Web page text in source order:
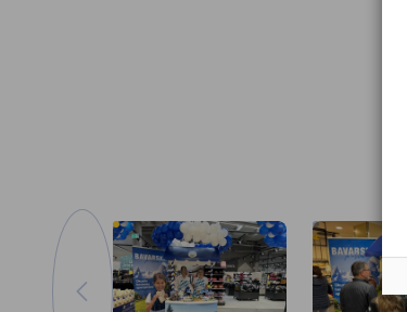
Vergrößern
zum vorherigen Bild